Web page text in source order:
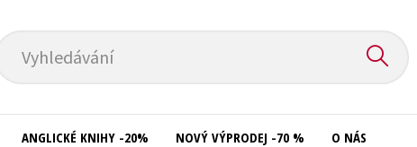
Vyhledávání
ANGLICKÉ KNIHY -20% NOVÝ VÝPRODEJ -70 % O NÁS